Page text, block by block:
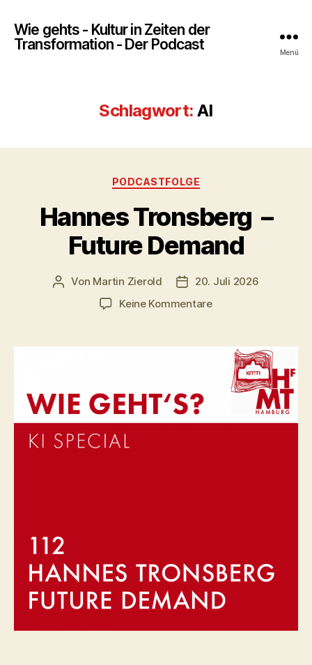
Wie gehts - Kultur in Zeiten der
Transformation - Der Podcast
Menü
Schlagwort: AI
Kategorien
PODCASTFOLGE
Hannes Tronsberg –
Future Demand
Beitragsautor
Von Martin Zierold Veröffentlichungsdatum
20. Juli 2026
Keine Kommentarezu
–
Future
Demand